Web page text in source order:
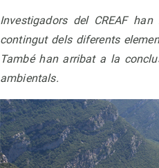
Investigadors del CREAF
contingut dels diferents
També han arribat a la
ambientals.